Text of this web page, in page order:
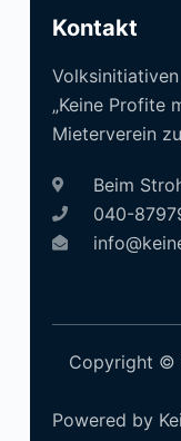
Kontakt
Volksinitiativen
„Keine Profite
Mieterverein
Beim
040-
Copyright ©
Powered by